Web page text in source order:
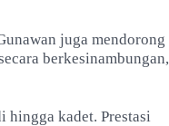
juga mendorong
berkesinambungan,
kadet. Prestasi